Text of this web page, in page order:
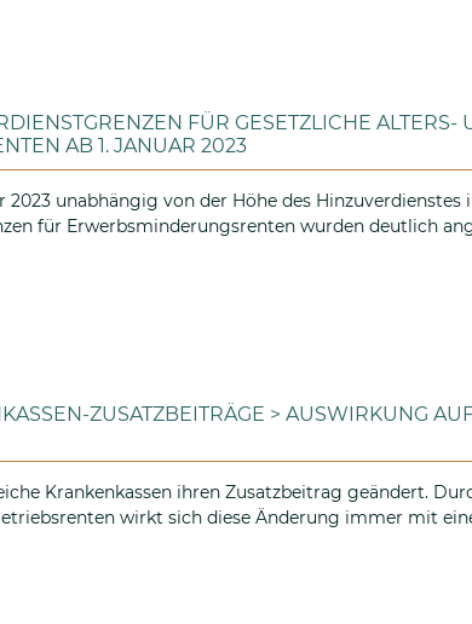
FÜR GESETZLICHE ALTERS-
AB 1. JANUAR 2023
2023 unabhängig von der Höhe des Hinzuverdienstes
für Erwerbsminderungsrenten wurden deutlich
ZUSATZBEITRÄGE > AUSWIRKUNG
Krankenkassen ihren Zusatzbeitrag geändert.
wirkt sich diese Änderung immer mit